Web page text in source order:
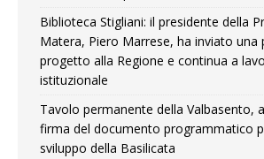
Biblioteca Stigliani: il presidente della
Matera, Piero Marrese, ha inviato una
progetto alla Regione e continua a
istituzionale
Tavolo permanente della Valbasento,
firma del documento programmatico
sviluppo della Basilicata